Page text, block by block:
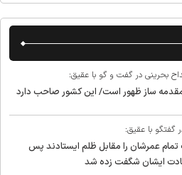
بحرینی در گفت و گو با عقیق:
ساز ظهور است/ این کشور صاحب دارد
با عقیق:
عمرشان را مقابل ظلم ایستادند پس
ایشان شگفت زده شد